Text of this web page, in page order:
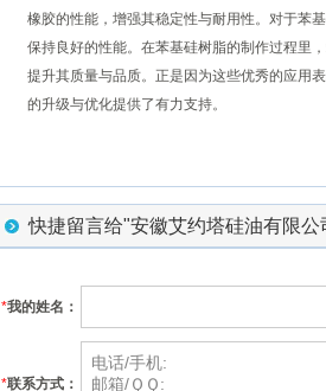
橡胶的性能，增强其稳定性与耐用性。对于苯
保持良好的性能。在苯基硅树脂的制作过程里
提升其质量与品质。正是因为这些优秀的应用
的升级与优化提供了有力支持。
快捷留言给"安徽艾约塔硅油有限公
*我的姓名：
*联系方式：